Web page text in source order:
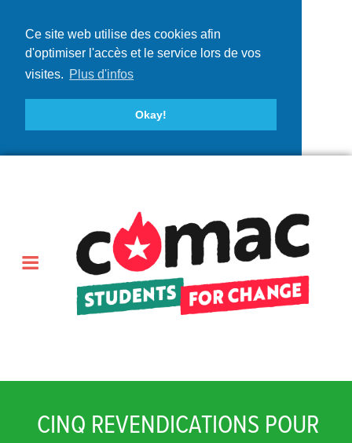
Ce site web utilise des cookies afin
d'optimiser l'accès et le service lors de vos
visites. Plus d'infos
Okay!
CINQ REVENDICATIONS POUR